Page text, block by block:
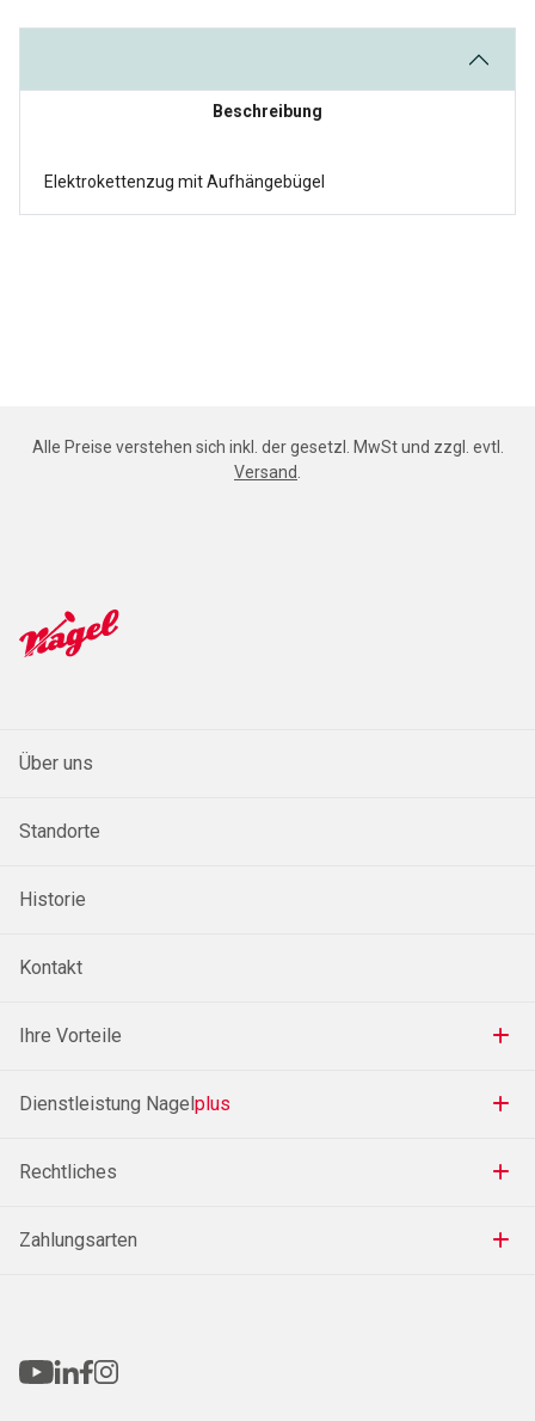
Beschreibung
Elektrokettenzug mit Aufhängebügel
Alle Preise verstehen sich inkl. der gesetzl. MwSt und zzgl. evtl.
Versand
Über uns
Standorte
Historie
Kontakt
Ihre Vorteile
Dienstleistung Nagelplus
Rechtliches
Zahlungsarten